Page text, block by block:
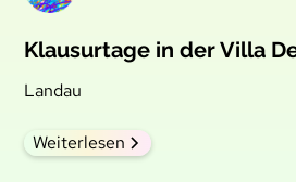
Klausurtage in der Villa
Landau
Weiterlesen